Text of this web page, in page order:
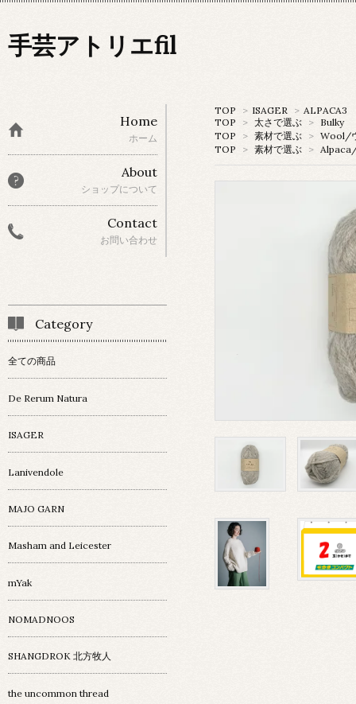
手芸アトリエfil
TOP > ISAGER > ALPACA3
TOP
> 太さで選ぶ > Bulky
TOP
> 素材で選ぶ > Wool/
TOP
> 素材で選ぶ >
Home
ホーム
About
ショップについて
Contact
お問い合わせ
Category
全ての商品
De Rerum Natura
ISAGER
Lanivendole
MAJO GARN
Masham and Leicester
mYak
NOMADNOOS
SHANGDROK 北方牧人
the uncommon thread